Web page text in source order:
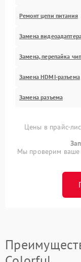
Ремонт цепи питания
Замена
Замена, перепайка
Замена HDMI-разъема
Замена разъема
Цены в прайс-
Мы проверим ваше